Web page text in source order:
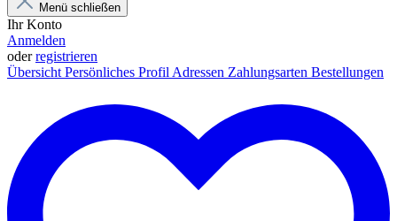
Menü schließen
Ihr Konto
Anmelden
oderregistrieren
Übersicht Persönliches Profil Adressen Zahlungsarten Bestellungen